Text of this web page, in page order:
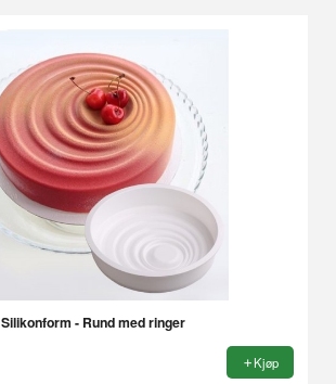
Silikonform - Rund med ringer
Kjøp